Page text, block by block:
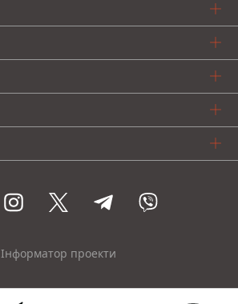
Інформатор проекти